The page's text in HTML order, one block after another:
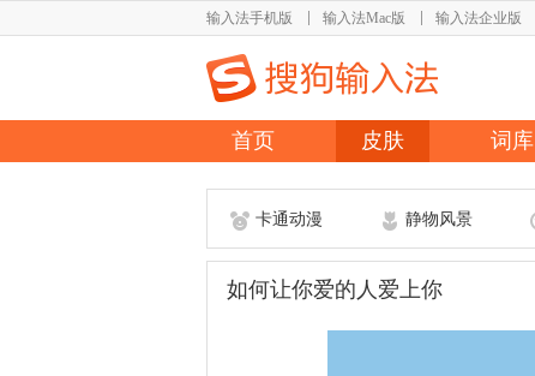
输入法手机版 输入法Mac版 输入法企业版
首页 皮肤 词库
卡通动漫 静物风景
如何让你爱的人爱上你